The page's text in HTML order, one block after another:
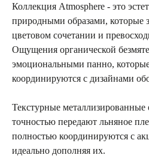
Коллекция Atmosphere - это
природными образами, которые
цветовом сочетании и
Ощущения органической
эмоциональными панно,
координируются с дизайнами
Текстурные
точностью передают льняное
полностью координируются с
идеально дополняя их.